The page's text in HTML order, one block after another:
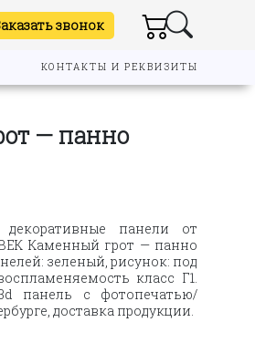
звонок
КОНТАКТЫ И РЕКВИЗИТЫ
— панно
декоративные панели от
Каменный грот — панно
зеленый, рисунок: под
класс Г1.
панель с фотопечатью/
доставка продукции.